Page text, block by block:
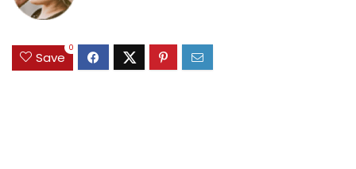
Save
0